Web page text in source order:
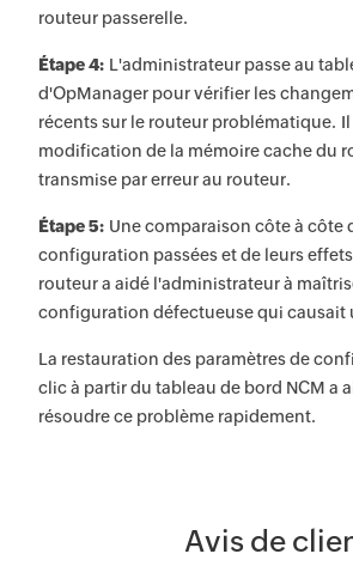
routeur passerelle.
Étape 4: L'administrateur passe au
d'OpManager pour vérifier les
récents sur le routeur problématique.
modification de la mémoire cache du
transmise par erreur au routeur.
Étape 5: Une comparaison côte à côte
configuration passées et de leurs
routeur a aidé l'administrateur à
configuration défectueuse qui causait
La restauration des paramètres de
clic à partir du tableau de bord NCM a
résoudre ce problème rapidement.
Avis de